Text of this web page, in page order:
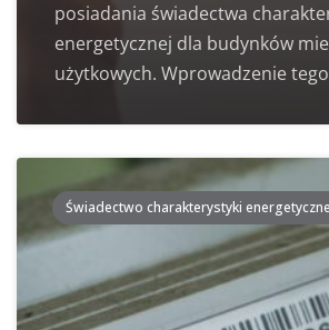
posiadania świadectwa
energetycznej dla budynków
użytkowych. Wprowadzenie tego
Świadectwo charakterystyki